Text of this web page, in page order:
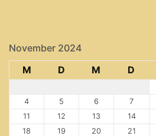
November 2024
M
D M D
4
5 6 7
11
12 13 14
18
19 20 21